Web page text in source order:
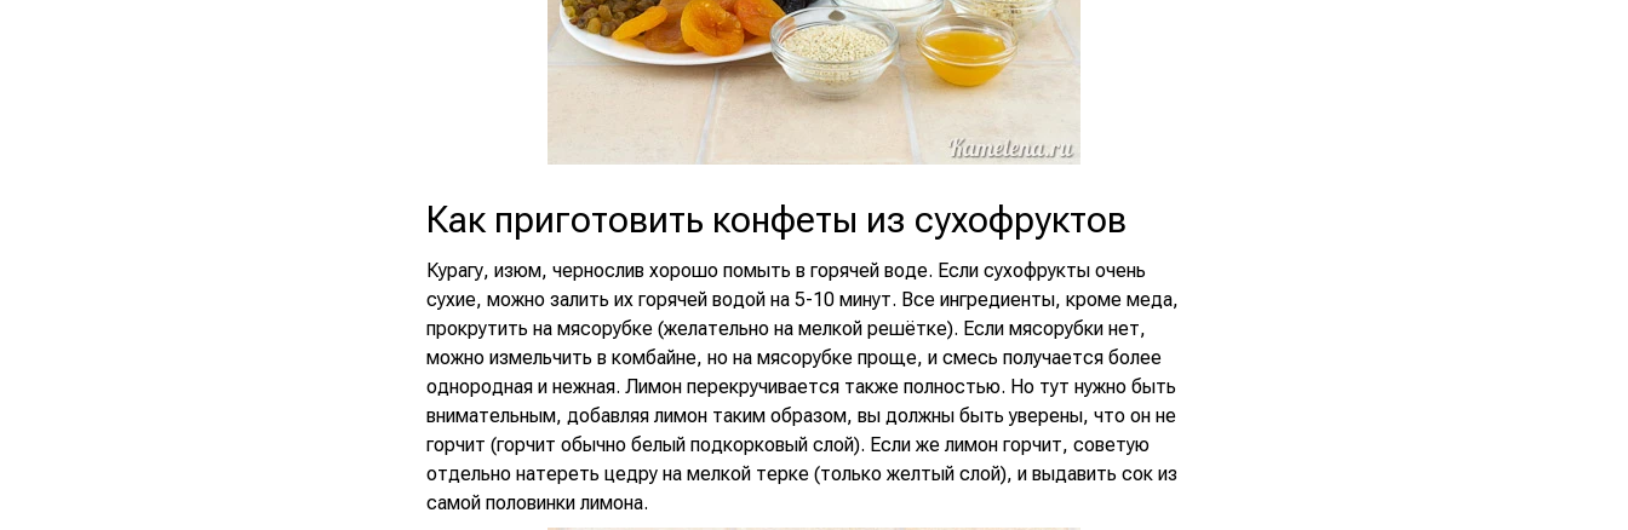
Как приготовить конфеты из сухофруктов
Курагу, изюм, чернослив хорошо помыть в горячей воде. Если сухофрукты очень
сухие, можно залить их горячей водой на 5-10 минут. Все ингредиенты, кроме меда,
прокрутить на мясорубке (желательно на мелкой решётке). Если мясорубки нет,
можно измельчить в комбайне, но на мясорубке проще, и смесь получается более
однородная и нежная. Лимон перекручивается также полностью. Но тут нужно быть
внимательным, добавляя лимон таким образом, вы должны быть уверены, что он не
горчит (горчит обычно белый подкорковый слой). Если же лимон горчит, советую
отдельно натереть цедру на мелкой терке (только желтый слой), и выдавить сок из
самой половинки лимона.